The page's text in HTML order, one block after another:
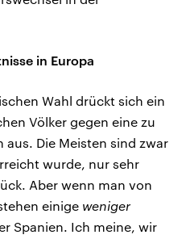
in Europa
Wahl drückt sich ein
Völker gegen eine zu
Die Meisten sind zwar
wurde, nur sehr
Aber wenn man von
einige weniger
Spanien. Ich meine, wir